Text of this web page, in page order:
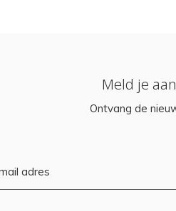
Meld je
Ontvang de